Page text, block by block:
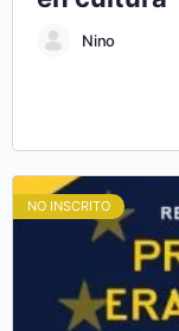
Nino
para el diseño de
Presentar con
herramientas para
Aprender a
NO INSCRITO